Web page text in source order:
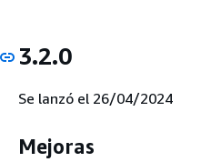
3.2.0
Se lanzó el 26/04/2024
Mejoras